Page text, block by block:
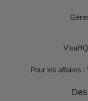
Pour les affaires :